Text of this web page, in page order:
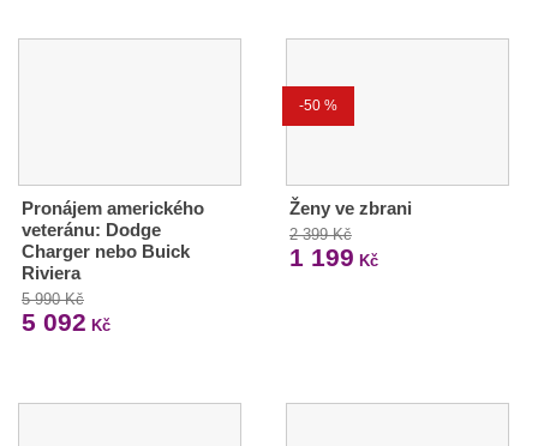
Pronájem amerického
veteránu: Dodge
Charger nebo Buick
Riviera
5 990 Kč
5 092 Kč
-50 %
Ženy ve zbrani
2 399 Kč
1 199 Kč